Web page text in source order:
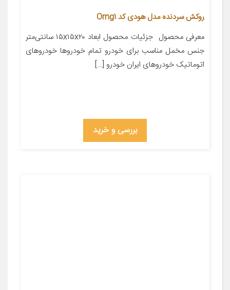
روکش سردنده مدل هودی کد Orng1
معرفی محصول ‌‌‌‌‌‌‌‌‌‌‌‌‌‌‌‌‌‌‌‌‌‌‌‌‌‌‌‌‌‌‌‌‌‌‌‌‌‌‌‌‌‌‌‌‌‌‌‌‌‌‌‌‌‌‌‌‌‌‌‌‌‌‌‌‌‌‌‌‌‌‌‌‌‌‌‌‌‌‌‌‌‌‌‌‌‌‌‌‌‌‌‌‌‌‌‌‌‌‌‌‌‌‌‌‌‌‌‌‌‌‌‌‌‌‌‌‌‌‌‌‌‌‌‌‌‌‌‌‌‌‌‌‌‌‌‌‌‌‌‌‌‌‌‌‌‌‌‌‌‌ جزئیات محصول ابعاد ۱۵x۱۵x۲۰ سانتی‌متر
جنس مخمل مناسب برای خودرو تمام خودروها خودروهای
اتوماتیک خودروهای ایران خودرو […]
بررسی و خرید